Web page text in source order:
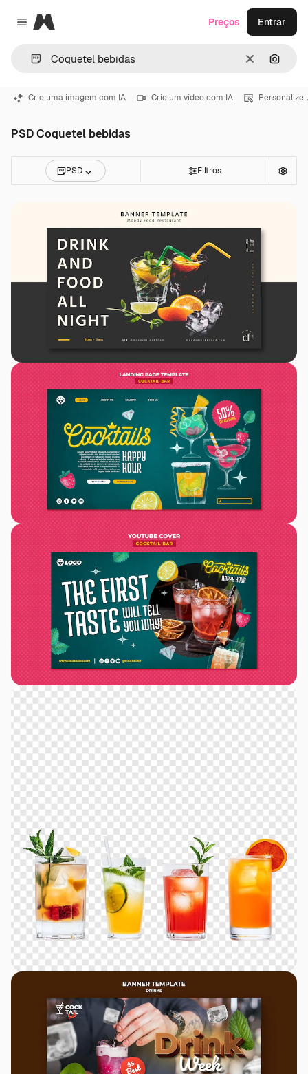
Close menu
Magnific
Limpar
Preços Entrar
Crie uma imagem com IA Crie um vídeo com IA Personalize
PSD Coquetel bebidas
PSD Filtros